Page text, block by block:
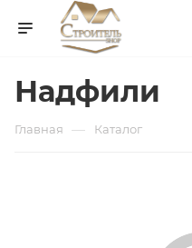
Надфили
Главная — Каталог